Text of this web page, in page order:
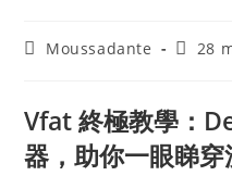
Moussadante 28
Vfat 終極教學：
器，助你一眼睇